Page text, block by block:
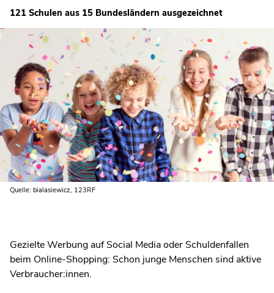
121 Schulen aus 15 Bundesländern ausgezeichnet
Quelle: bialasiewicz, 123RF
Gezielte Werbung auf Social Media oder Schuldenfallen
beim Online-Shopping: Schon junge Menschen sind aktive
Verbraucher:innen.